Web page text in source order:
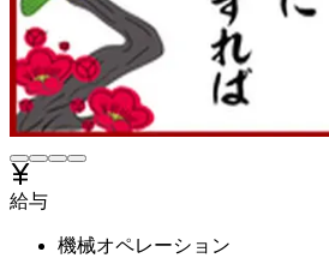
給与
機械オペレーション